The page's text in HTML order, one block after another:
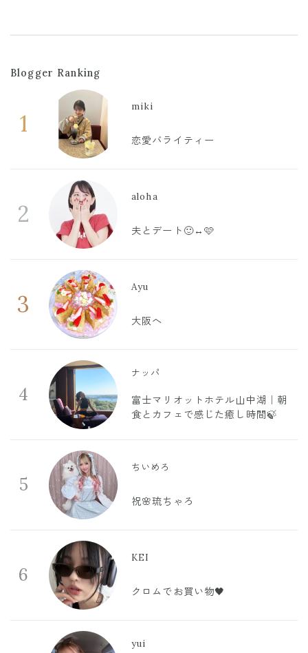
Blogger Ranking
1
miki
恋愛バライティー
2
aloha
夫とデート🙂‍↔️🩷
3
Ayu
大阪へ
4
ナッパ
富士マリオットホテル山中湖｜朝
食とカフェで感じた癒し時間🍃
5
ちいめろ
祝🌸琉ちゃろ
6
KEI
クロムでお買い物🖤
yui